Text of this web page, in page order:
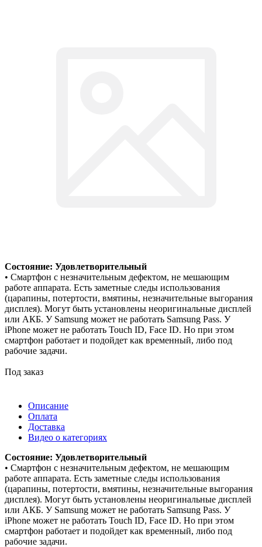
Состояние: Удовлетворительный
• Смартфон с незначительным дефектом, не мешающим
работе аппарата. Есть заметные следы использования
(царапины, потертости, вмятины, незначительные выгорания
дисплея). Могут быть установлены неоригинальные дисплей
или АКБ. У Samsung может не работать Samsung Pass. У
iPhone может не работать Touch ID, Face ID. Но при этом
смартфон работает и подойдет как временный, либо под
рабочие задачи.
Под заказ
Описание
Оплата
Доставка
Видео о категориях
Состояние: Удовлетворительный
• Смартфон с незначительным дефектом, не мешающим
работе аппарата. Есть заметные следы использования
(царапины, потертости, вмятины, незначительные выгорания
дисплея). Могут быть установлены неоригинальные дисплей
или АКБ. У Samsung может не работать Samsung Pass. У
iPhone может не работать Touch ID, Face ID. Но при этом
смартфон работает и подойдет как временный, либо под
рабочие задачи.